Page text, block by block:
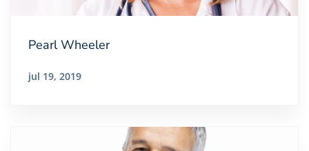
Pearl Wheeler
jul 19, 2019